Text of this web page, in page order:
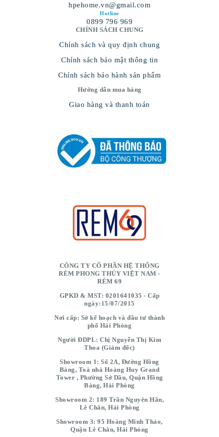
hpehome.vn@gmail.com
Hotline
0899 796 969
CHÍNH SÁCH CHUNG
Chính sách và quy định chung
Chính sách bảo mật thông tin
Chính sách bảo hành sản phẩm
Hướng dẫn mua hàng
Giao hàng và thanh toán
CÔNG TY CỔ PHẦN HỆ THỐNG
RÈM PHONG THỦY VIỆT NAM -
RÈM 69
GPKD & MST: 0201641035 - Cấp
ngày:15/07/2015
Nơi cấp: Sở kế hoạch và đầu tư thành
phố Hải Phòng
Người ĐDPL: Chị Nguyễn Thị Kim
Thoa (Giám đốc)
Showroom 1: Số 2A, Đường Hồng
Bàng, Toà nhà Hoàng Huy Grand
Tower , Phường Sở Dầu, Quận Hồng
Bàng, Hải Phòng
Showroom 2: 189 Trần Nguyên Hãn,
Lê Chân, Hải Phòng
Showroom 3: 95 Hoàng Minh Thảo,
Quận Lê Chân, Hải Phòng